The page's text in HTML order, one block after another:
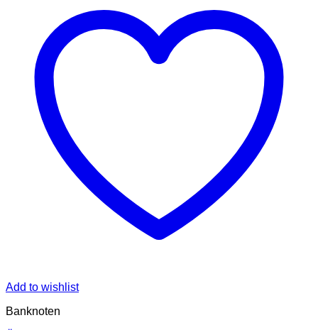
Add to wishlist
Banknoten